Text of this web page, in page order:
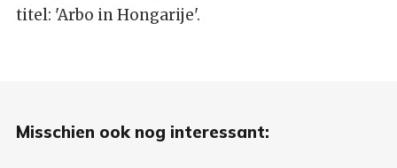
titel: 'Arbo in Hongarije'.
Misschien ook nog interessant: